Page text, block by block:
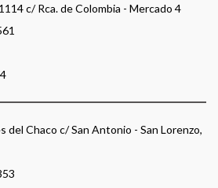
c/ Rca. de Colombia - Mercado 4
del Chaco c/ San Antonio - San Lorenzo,